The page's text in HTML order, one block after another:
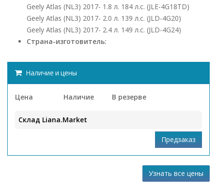
Geely Atlas (NL3) 2017- 1.8 л. 184 л.с. (JLE-4G18TD)
Geely Atlas (NL3) 2017- 2.0 л. 139 л.с. (JLD-4G20)
Geely Atlas (NL3) 2017- 2.4 л. 149 л.с. (JLD-4G24)
Страна-изготовитель:
Наличие и цены
Цена Наличие В резерве
Склад Liana.Market
Узнать все цены